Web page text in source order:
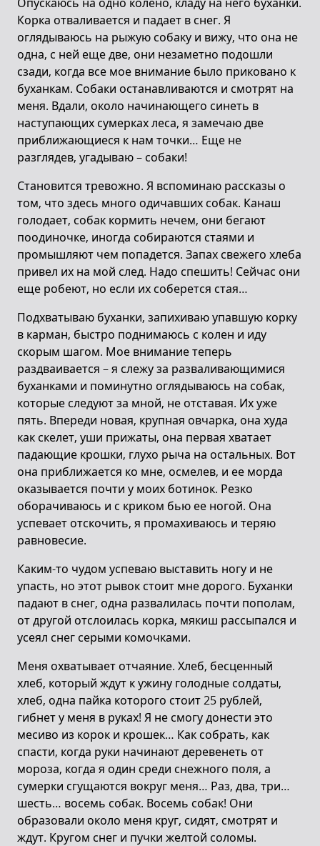
Корка отваливается и падает в снег. Я
оглядываюсь на рыжую собаку и вижу, что она не
одна, с ней еще две, они незаметно подошли
сзади, когда все мое внимание было приковано к
буханкам. Собаки останавливаются и смотрят на
меня. Вдали, около начинающего синеть в
наступающих сумерках леса, я замечаю две
приближающиеся к нам точки… Еще не
разглядев, угадываю – собаки!
Становится тревожно. Я вспоминаю рассказы о
том, что здесь много одичавших собак. Канаш
голодает, собак кормить нечем, они бегают
поодиночке, иногда собираются стаями и
промышляют чем попадется. Запах свежего хлеба
привел их на мой след. Надо спешить! Сейчас они
еще робеют, но если их соберется стая…
Подхватываю буханки, запихиваю упавшую корку
в карман, быстро поднимаюсь с колен и иду
скорым шагом. Мое внимание теперь
раздваивается – я слежу за разваливающимися
буханками и поминутно оглядываюсь на собак,
которые следуют за мной, не отставая. Их уже
пять. Впереди новая, крупная овчарка, она худа
как скелет, уши прижаты, она первая хватает
падающие крошки, глухо рыча на остальных. Вот
она приближается ко мне, осмелев, и ее морда
оказывается почти у моих ботинок. Резко
оборачиваюсь и с криком бью ее ногой. Она
успевает отскочить, я промахиваюсь и теряю
равновесие.
Каким-то чудом успеваю выставить ногу и не
упасть, но этот рывок стоит мне дорого. Буханки
падают в снег, одна развалилась почти пополам,
от другой отслоилась корка, мякиш рассыпался и
усеял снег серыми комочками.
Меня охватывает отчаяние. Хлеб, бесценный
хлеб, который ждут к ужину голодные солдаты,
хлеб, одна пайка которого стоит 25 рублей,
гибнет у меня в руках! Я не смогу донести это
месиво из корок и крошек… Как собрать, как
спасти, когда руки начинают деревенеть от
мороза, когда я один среди снежного поля, а
сумерки сгущаются вокруг меня… Раз, два, три…
шесть… восемь собак. Восемь собак! Они
образовали около меня круг, сидят, смотрят и
ждут. Кругом снег и пучки желтой соломы.